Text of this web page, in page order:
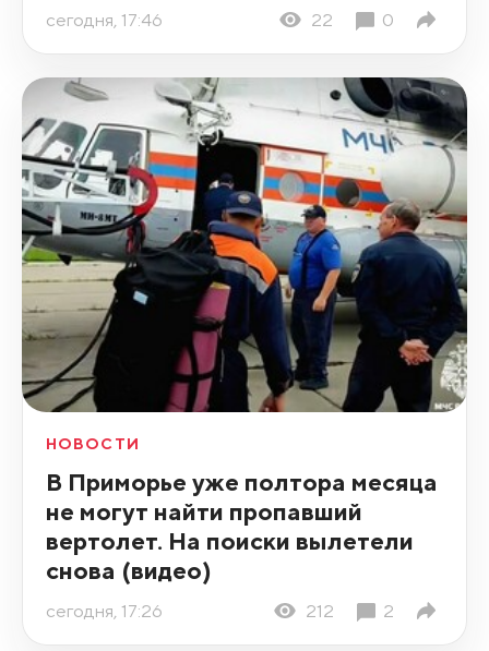
сегодня, 17:46 22 0
НОВОСТИ
В Приморье уже полтора месяца
не могут найти пропавший
вертолет. На поиски вылетели
снова (видео)
сегодня, 17:26 212 2